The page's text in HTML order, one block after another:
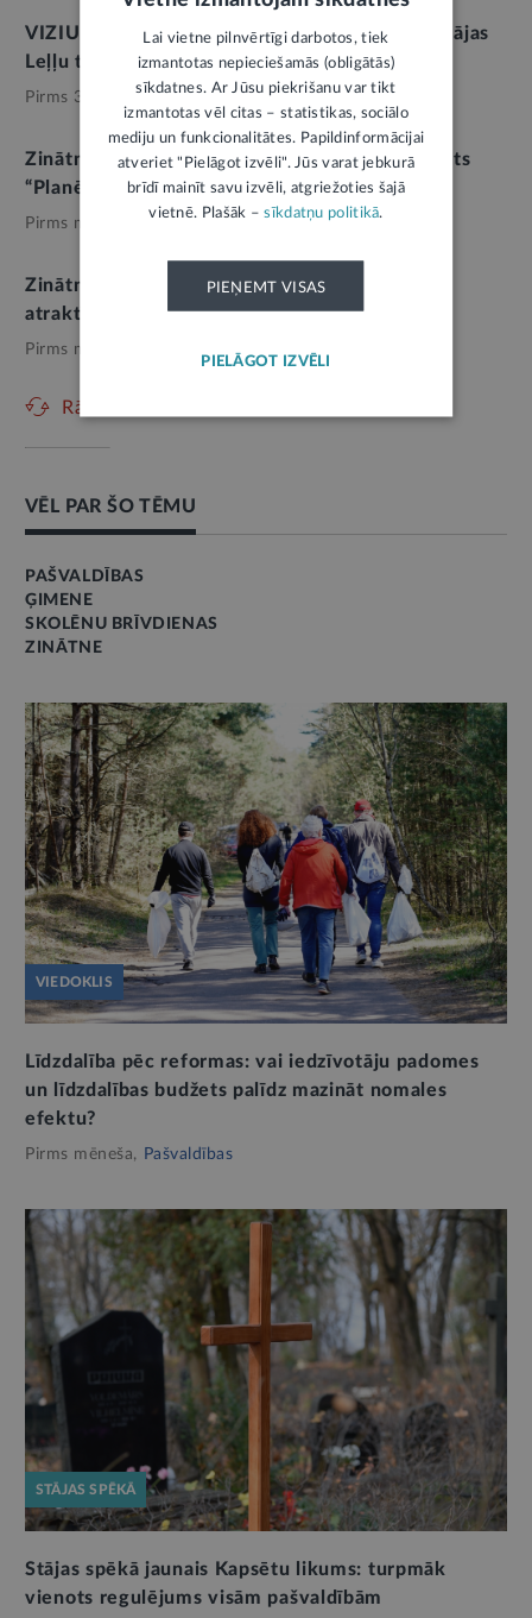
VIZIUM Terases svētkos ģimenes priecēs Liepājas
Leļļu teātris
Pirms 3 nedēļām, Kultūra
Zinātnes centrā VIZIUM atklāts jauns eksponāts
“Planēta zeme”
Pirms mēneša, Izglītība
Zinātnes centrs VIZIUM atzīmēs jubileju ar
atraktīvām ģimeņu sacensībām
Pirms mēneša,
Rādīt vēl
VĒL PAR ŠO TĒMU
PAŠVALDĪBAS
ĢIMENE
SKOLĒNU BRĪVDIENAS
ZINĀTNE
VIEDOKLIS
Līdzdalība pēc reformas: vai iedzīvotāju padomes
un līdzdalības budžets palīdz mazināt nomales
efektu?
Pirms mēneša, Pašvaldības
STĀJAS SPĒKĀ
Stājas spēkā jaunais Kapsētu likums: turpmāk
vienots regulējums visām pašvaldībām
Lai vietne pilnvērtīgi darbotos, tiek
izmantotas nepieciešamās (obligātās)
sīkdatnes. Ar Jūsu piekrišanu var tikt
izmantotas vēl citas – statistikas, sociālo
mediju un funkcionalitātes. Papildinformācijai
atveriet "Pielāgot izvēli". Jūs varat jebkurā
brīdī mainīt savu izvēli, atgriežoties šajā
vietnē. Plašāk –sīkdatņu politikā.
PIEŅEMT VISAS
PIELĀGOT IZVĒLI